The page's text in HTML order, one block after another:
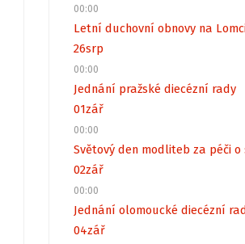
00:00
Letní duchovní obnovy na
26srp
00:00
Jednání pražské diecézní rady
01zář
00:00
Světový den modliteb za péči
02zář
00:00
Jednání olomoucké diecézní
04zář